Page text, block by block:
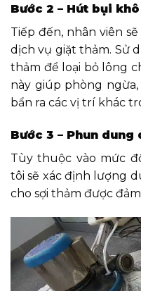
Bước 2 – Hút bụi
Tiếp đến, nhân viên
dịch vụ giặt thảm. Sử
thảm để loại bỏ lông
này giúp phòng
bẩn ra các vị trí khác
Bước 3 – Phun dung
Tùy thuộc vào mức
tôi sẽ xác định lượng
cho sợi thảm được